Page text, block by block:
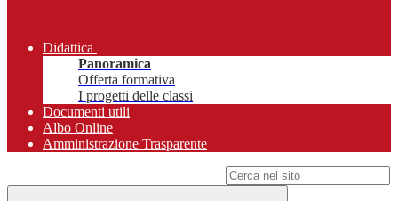
Didattica
Panoramica
Offerta formativa
I progetti delle classi
Documenti utili
Albo Online
Amministrazione Trasparente